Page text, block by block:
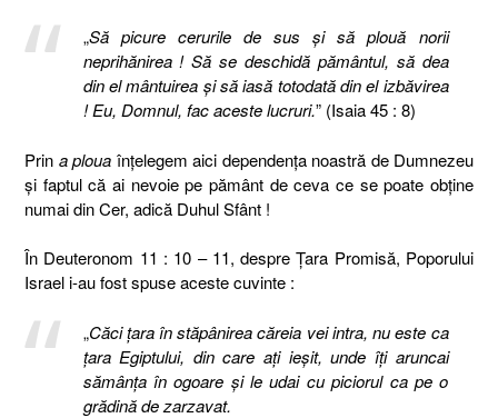
„Să picure cerurile de sus şi să plouă norii
neprihănirea ! Să se deschidă pământul, să dea
din el mântuirea şi să iasă totodată din el izbăvirea
! Eu, Domnul, fac aceste lucruri.” (Isaia 45 : 8)
Prin a ploua înțelegem aici dependența noastră de Dumnezeu
și faptul că ai nevoie pe pământ de ceva ce se poate obține
numai din Cer, adică Duhul Sfânt !
În Deuteronom 11 : 10 – 11, despre Țara Promisă, Poporului
Israel i-au fost spuse aceste cuvinte :
„Căci ţara în stăpânirea căreia vei intra, nu este ca
ţara Egiptului, din care aţi ieşit, unde îţi aruncai
sămânţa în ogoare şi le udai cu piciorul ca pe o
grădină de zarzavat.